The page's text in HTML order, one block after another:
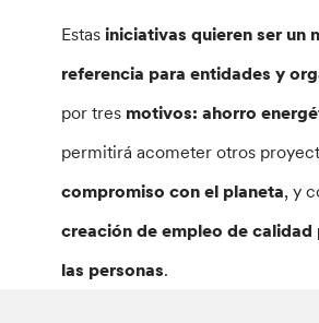
Estas iniciativas quieren ser un
referencia para entidades y
por tres motivos: ahorro
permitirá acometer otros
compromiso con el planeta, y
creación de empleo de calidad
las personas.